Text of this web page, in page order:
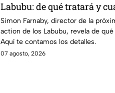
Labubu: de qué tratará y
estrena
Simon Farnaby, director de la
action de los Labubu, revela de
Aquí te contamos los detalles.
07 agosto, 2026